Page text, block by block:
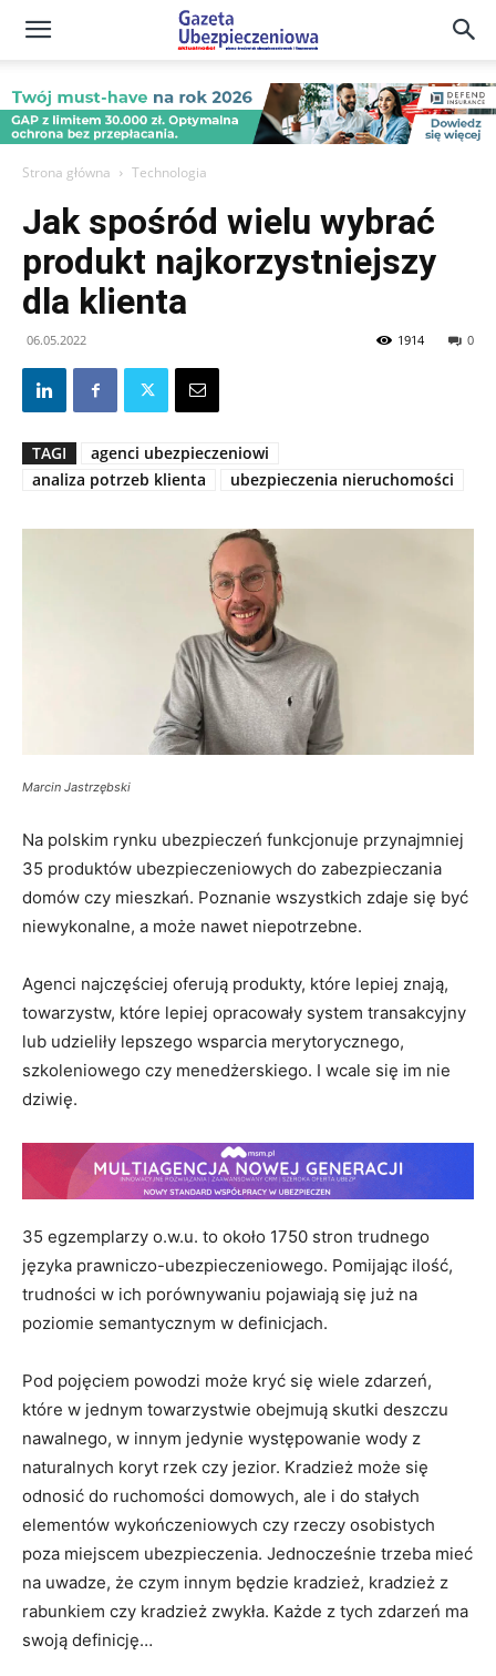
Gazeta
Ubezpieczeniowa
Portal
Strona główna Technologia
Jak spośród wielu wybrać
produkt najkorzystniejszy
dla klienta
06.05.2022 0
1914
TAGI
agenci ubezpieczeniowi
analiza potrzeb klienta
ubezpieczenia nieruchomości
Marcin Jastrzębski
Na polskim rynku ubezpieczeń funkcjonuje przynajmniej
35 produktów ubezpieczeniowych do zabezpieczania
domów czy mieszkań. Poznanie wszystkich zdaje się być
niewykonalne, a może nawet niepotrzebne.
Agenci najczęściej oferują produkty, które lepiej znają,
towarzystw, które lepiej opracowały system transakcyjny
lub udzieliły lepszego wsparcia merytorycznego,
szkoleniowego czy menedżerskiego. I wcale się im nie
dziwię.
35 egzemplarzy o.w.u. to około 1750 stron trudnego
języka prawniczo-ubezpieczeniowego. Pomijając ilość,
trudności w ich porównywaniu pojawiają się już na
poziomie semantycznym w definicjach.
Pod pojęciem powodzi może kryć się wiele zdarzeń,
które w jednym towarzystwie obejmują skutki deszczu
nawalnego, w innym jedynie występowanie wody z
naturalnych koryt rzek czy jezior. Kradzież może się
odnosić do ruchomości domowych, ale i do stałych
elementów wykończeniowych czy rzeczy osobistych
poza miejscem ubezpieczenia. Jednocześnie trzeba mieć
na uwadze, że czym innym będzie kradzież, kradzież z
rabunkiem czy kradzież zwykła. Każde z tych zdarzeń ma
swoją definicję…